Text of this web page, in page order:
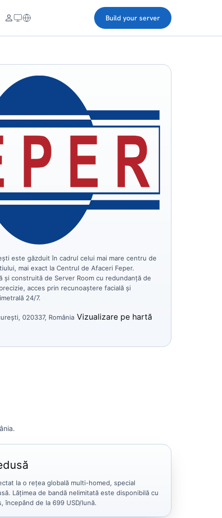
Build your server
este găzduit în cadrul celui mai mare centru de
mai exact la Centrul de Afaceri Feper.
și construită de Server Room cu redundanță de
acces prin recunoaștere facială și
24/7.
020337, România Vizualizare pe hartă
la o rețea globală multi-homed, special
Lățimea de bandă nelimitată este disponibilă cu
începând de la 699 USD/lună.